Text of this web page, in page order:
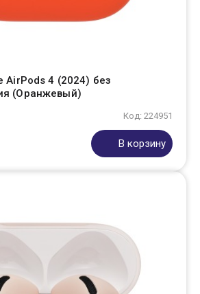
AirPods 4 (2024) без
(Оранжевый)
Код: 224951
В корзину